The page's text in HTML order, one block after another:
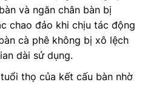
và ngăn chân bàn bị
chao đảo khi chịu tác động
cà phê không bị xô lệch
dài sử dụng.
thọ của kết cấu bàn nhờ